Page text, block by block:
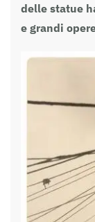
delle statue
e grandi